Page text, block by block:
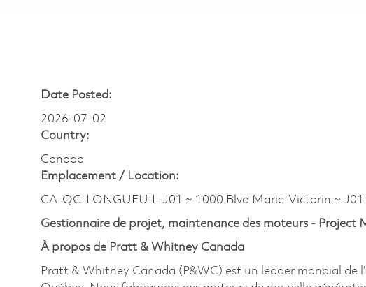
Date Posted:
2026-07-02
Country:
Canada
Emplacement / Location:
CA-QC-LONGUEUIL-J01 ~ 1000 Blvd Marie-Victorin ~ J01
Gestionnaire de projet, maintenance des moteurs - Project
À propos de Pratt & Whitney Canada
Pratt & Whitney Canada (P&WC) est un leader mondial de